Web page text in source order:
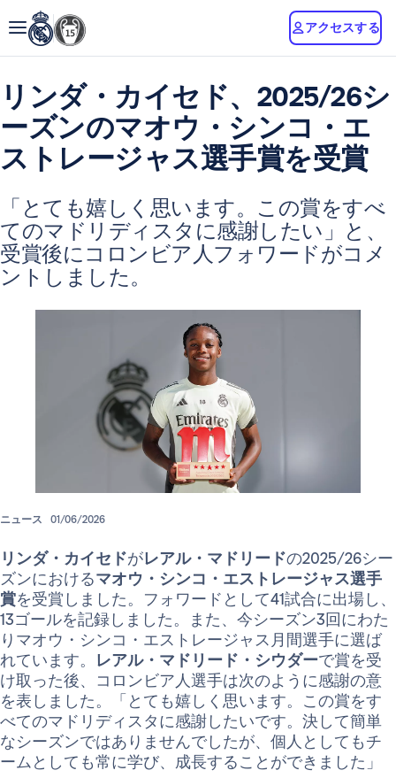
アクセスする
リンダ・カイセド、2025/26シ
ーズンのマオウ・シンコ・エ
ストレージャス選手賞を受賞
「とても嬉しく思います。この賞をすべ
てのマドリディスタに感謝したい」と、
受賞後にコロンビア人フォワードがコメ
ントしました。
ニュース 01/06/2026
リンダ・カイセドがレアル・マドリードの2025/26シー
ズンにおけるマオウ・シンコ・エストレージャス選手
賞を受賞しました。フォワードとして41試合に出場し、
13ゴールを記録しました。また、今シーズン3回にわた
りマオウ・シンコ・エストレージャス月間選手に選ば
れています。 レアル・マドリード・シウダーで賞を受
け取った後、コロンビア人選手は次のように感謝の意
を表しました。「とても嬉しく思います。この賞をす
べてのマドリディスタに感謝したいです。決して簡単
なシーズンではありませんでしたが、個人としてもチ
ームとしても常に学び、成長することができました」